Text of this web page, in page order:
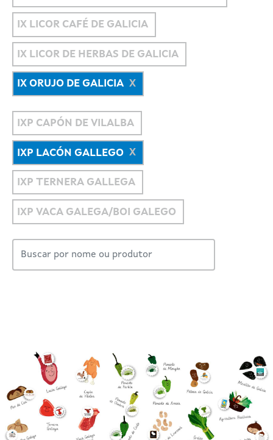
IX LICOR CAFÉ DE GALICIA
IX LICOR DE HERBAS DE GALICIA
IX ORUJO DE GALICIA
IXP CAPÓN DE VILALBA
IXP LACÓN GALLEGO
IXP TERNERA GALLEGA
IXP VACA GALEGA/BOI GALEGO